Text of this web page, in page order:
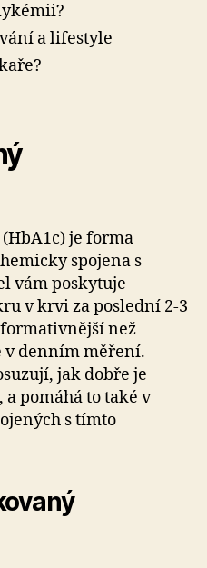
a lifestyle
je forma
spojena s
vám poskytuje
v krvi za poslední 2-3
než
v denním měření.
jak dobře je
pomáhá to také v
s tímto